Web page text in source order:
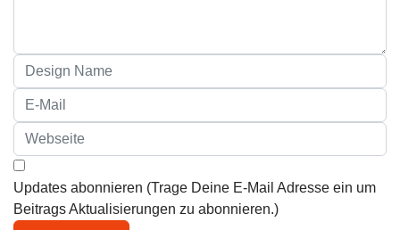
Updates abonnieren (Trage Deine E-Mail Adresse ein um
Beitrags Aktualisierungen zu abonnieren.)